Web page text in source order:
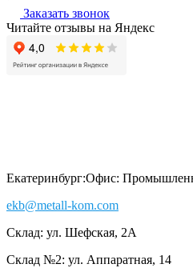
Заказать звонок
Читайте отзывы на Яндекс
Екатеринбург:Офис:
ekb@metall-kom.com
Склад: ул. Шефская, 2А
Склад №2: ул. Аппаратная, 14